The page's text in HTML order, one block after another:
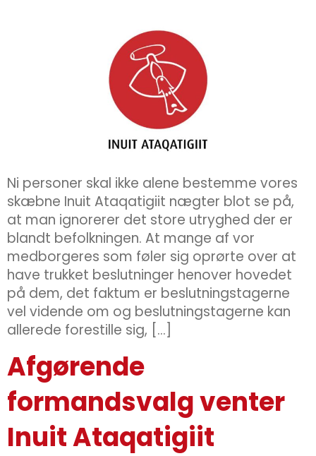
Ni personer skal ikke alene bestemme vores
skæbne Inuit Ataqatigiit nægter blot se på,
at man ignorerer det store utryghed der er
blandt befolkningen. At mange af vor
medborgeres som føler sig oprørte over at
have trukket beslutninger henover hovedet
på dem, det faktum er beslutningstagerne
vel vidende om og beslutningstagerne kan
allerede forestille sig, […]
Afgørende
formandsvalg venter
Inuit Ataqatigiit